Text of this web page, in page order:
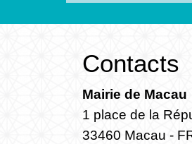
Contacts
Mairie de Macau
1 place de la
33460 Macau -